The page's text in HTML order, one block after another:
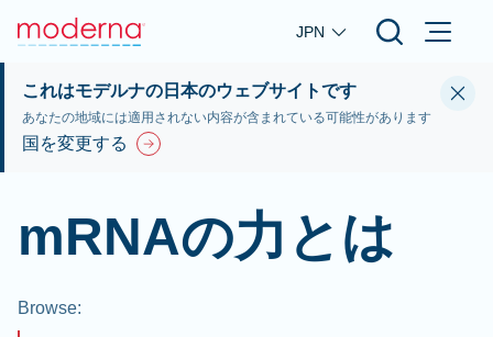
Skip to main content
JPN
これはモデルナの日本のウェブサイトです
あなたの地域には適用されない内容が含まれている可能性があります
国を変更する
mRNAの力とは
Browse: